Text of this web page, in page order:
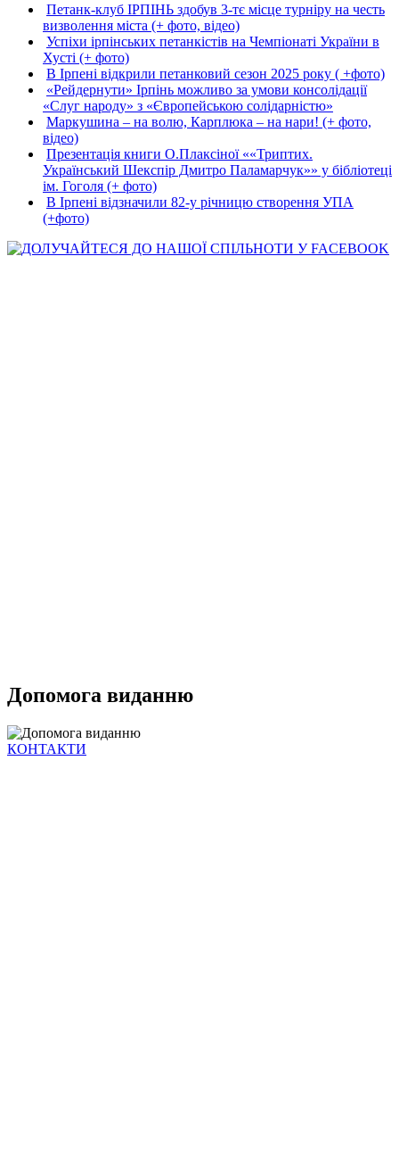
Петанк-клуб ІРПІНЬ здобув 3-тє місце турніру на честь
визволення міста (+ фото, відео)
Успіхи ірпінських петанкістів на Чемпіонаті України в
Хусті (+ фото)
В Ірпені відкрили петанковий сезон 2025 року ( +фото)
«Рейдернути» Ірпінь можливо за умови консолідації
«Слуг народу» з «Європейською солідарністю»
Маркушина – на волю, Карплюка – на нари! (+ фото,
відео)
Презентація книги О.Плаксіної ««Триптих.
Український Шекспір Дмитро Паламарчук»» у бібліотеці
ім. Гоголя (+ фото)
В Ірпені відзначили 82-у річницю створення УПА
(+фото)
Допомога виданню
КОНТАКТИ